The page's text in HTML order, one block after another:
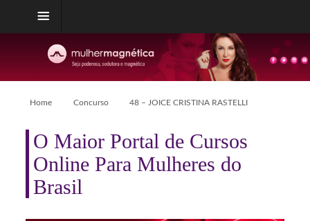
Home Concurso 48 – JOICE CRISTINA RASTELLI
O Maior Portal de Cursos
Online Para Mulheres do
Brasil